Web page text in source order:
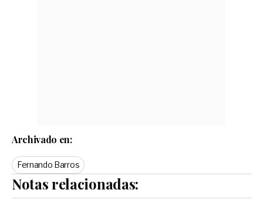
Archivado en:
Fernando Barros
Notas relacionadas: